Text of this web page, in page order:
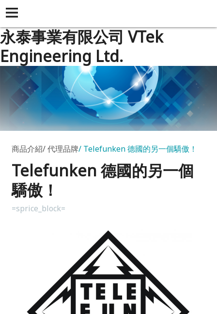
永泰事業有限公司 VTek
Engineering Ltd.
商品介紹 代理品牌 Telefunken 德國的另一個驕傲！
Telefunken 德國的另一個
驕傲！
=sprice_block=